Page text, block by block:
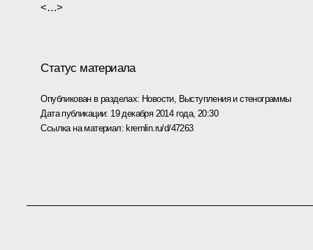
<…>
Статус материала
Опубликован в разделах: Новости, Выступления и стенограммы
Дата публикации: 19 декабря 2014 года, 20:30
Ссылка на материал: kremlin.ru/d/47263